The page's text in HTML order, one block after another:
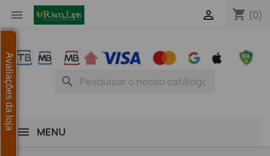
 shopping_cart (0)

search
MENU
Avaliações da loja